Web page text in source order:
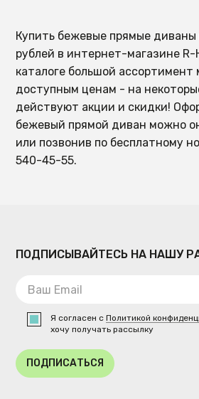
Купить бежевые прямые диваны
рублей в интернет-магазине
каталоге большой ассортимент
доступным ценам - на
действуют акции и скидки!
бежевый прямой диван можно
или позвонив по бесплатному
540-45-55.
ПОДПИСЫВАЙТЕСЬ НА НАШУ
Я согласен сПолитикой
хочу получать рассылку
ПОДПИСАТЬСЯ